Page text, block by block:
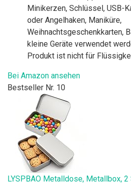
Minikerzen, Schlüssel, USB-
oder Angelhaken, Maniküre,
Weihnachtsgeschenkkarten,
kleine Geräte verwendet
Produkt ist nicht für
Bei Amazon ansehen
Bestseller Nr. 10
LYSPBAO Metalldose, Metallbox,